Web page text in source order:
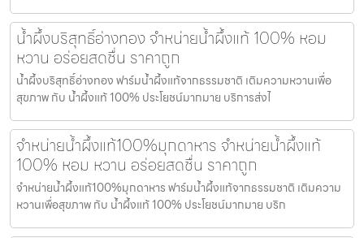
น้ำผึ้งบริสุทธิ์อ่างทอง จำหน่ายน้ำผึ้งแท้ 100% หอม
หวาน อร่อยสดชื่น ราคาถูก
น้ำผึ้งบริสุทธิ์อ่างทอง ฟาร์มน้ำผึ้งแท้จากธรรมชาติ เติมความหวานเพื่อ
สุขภาพ กับ น้ำผึ้งแท้ 100% ประโยชน์มากมาย บริการส่งไ
จำหน่ายน้ำผึ้งแท้100%มุกดาหาร จำหน่ายน้ำผึ้งแท้
100% หอม หวาน อร่อยสดชื่น ราคาถูก
จำหน่ายน้ำผึ้งแท้100%มุกดาหาร ฟาร์มน้ำผึ้งแท้จากธรรมชาติ เติมความ
หวานเพื่อสุขภาพ กับ น้ำผึ้งแท้ 100% ประโยชน์มากมาย บริก